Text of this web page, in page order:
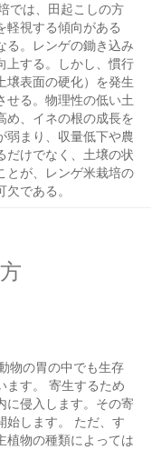
では、田起こしの方
軽視する傾向がある
る。レンゲの鋤き込み
上する。しかし、慣行
壌表面の硬化）を発生
せる。物理性の低い土
め、イネの根の成長を
弱まり、収量低下や農
だけでなく、土壌の状
とが、レンゲ米栽培の
である。
物の胃の中でも生存
ます。 寄生するため
に侵入します。その寄
始します。 ただ、す
植物の種類によっては